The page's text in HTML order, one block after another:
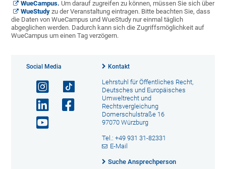
WueCampus. Um darauf zugreifen zu können, müssen Sie sich über
WueStudy zu der Veranstaltung eintragen. Bitte beachten Sie, dass
die Daten von WueCampus und WueStudy nur einmal täglich
abgeglichen werden. Dadurch kann sich die Zugriffsmöglichkeit auf
WueCampus um einen Tag verzögern.
Social Media Kontakt
Lehrstuhl für Öffentliches Recht,
Deutsches und Europäisches
Umweltrecht und
Rechtsvergleichung
Domerschulstraße 16
97070 Würzburg
Tel.: +49 931 31-82331
E-Mail
Suche Ansprechperson